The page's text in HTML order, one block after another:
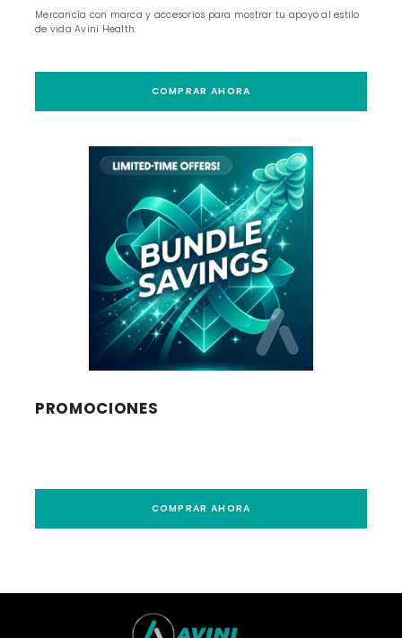
Mercancía con marca y accesorios para mostrar tu apoyo al estilo
de vida Avini Health.
COMPRAR AHORA
PROMOCIONES
COMPRAR AHORA